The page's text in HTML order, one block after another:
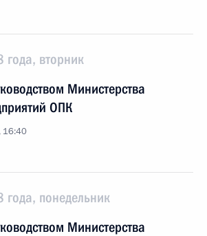
вторник
Министерства
ОПК
16:40
понедельник
Министерства